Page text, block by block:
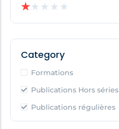
★★ ★ ★ ★
Category
Formations
Publications Hors séries
Publications régulières